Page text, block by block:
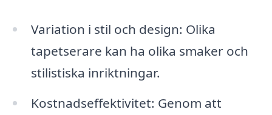
Variation i stil och design: Olika
tapetserare kan ha olika smaker och
stilistiska inriktningar.
Kostnadseffektivitet: Genom att